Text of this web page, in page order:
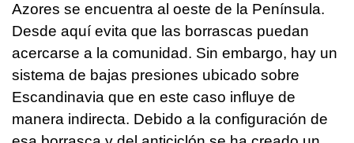
Azores se encuentra al oeste de la Península.
Desde aquí evita que las borrascas puedan
acercarse a la comunidad. Sin embargo, hay un
sistema de bajas presiones ubicado sobre
Escandinavia que en este caso influye de
manera indirecta. Debido a la configuración de